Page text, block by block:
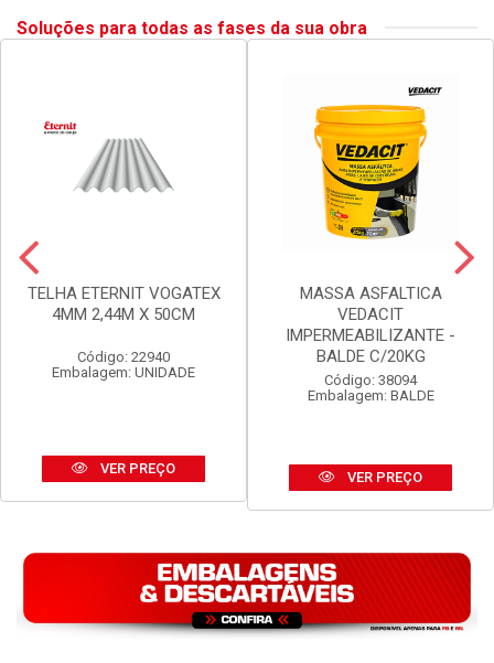
Soluções para todas as fases da sua obra
TELHA ETERNIT VOGATEX
4MM 2,44M X 50CM
Código: 22940
Embalagem: UNIDADE
VER PREÇO
MASSA ASFALTICA
VEDACIT
IMPERMEABILIZANTE -
BALDE C/20KG
Código: 38094
Embalagem: BALDE
VER PREÇO